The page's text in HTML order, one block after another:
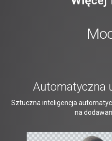
Automatyczna
Sztuczna inteligencja
na